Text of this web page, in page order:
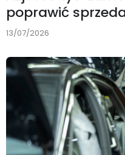
poprawić
13/07/2026